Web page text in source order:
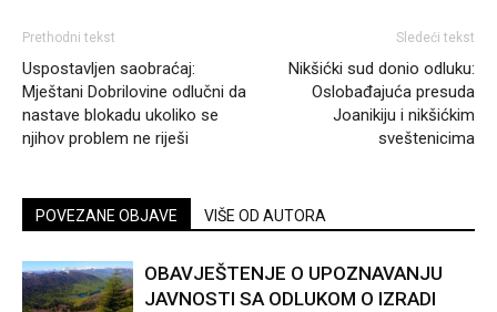
Prethodni tekst
Uspostavljen saobraćaj:
Mještani Dobrilovine odlučni da
nastave blokadu ukoliko se
njihov problem ne riješi
Sledeći tekst
Nikšićki sud donio odluku:
Oslobađajuća presuda
Joanikiju i nikšićkim
sveštenicima
POVEZANE OBJAVE VIŠE OD AUTORA
OBAVJEŠTENJE O UPOZNAVANJU
JAVNOSTI SA ODLUKOM O IZRADI